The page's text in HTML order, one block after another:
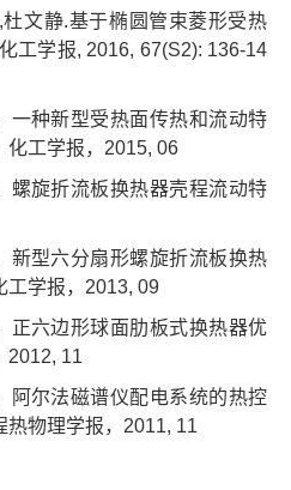
杜文静.基于椭圆管束菱形受热
工学报, 2016, 67(S2): 136-14
一种新型受热面传热和流动特
化工学报，2015, 06
螺旋折流板换热器壳程流动特
新型六分扇形螺旋折流板换热
工学报，2013, 09
正六边形球面肋板式换热器优
2012, 11
阿尔法磁谱仪配电系统的热控
热物理学报，2011, 11